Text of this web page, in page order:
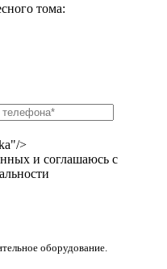
тома:
>
и соглашаюсь с
оборудование.